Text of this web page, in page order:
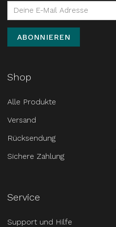
Shop
Alle Produkte
Versand
Rücksendung
Sichere Zahlung
Service
Support und Hilfe